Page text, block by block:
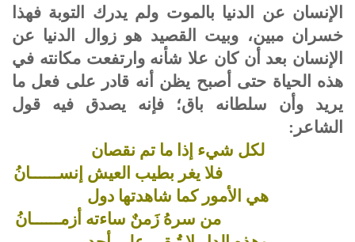
الإنسان عن الدنيا بالموت ولم يدرك التوبة فهذا
خسران مبين، وبيت القصيد هو زوال الدنيا عن
الإنسان بعد أن كان علا شأنه وارتفعت مكانته في
هذه الحياة حتى أصبح يظن أنه قادر على فعل ما
يريد وأن سلطانه باق؛ فإنه يصدق فيه قول
الشاعر:
لكل شيء إذا ما تم نقصان
فلا يغر بطيب العيش إنســــــانُ
هي الأمور كما شاهدتها دول
من سرهُ زَمنٌ ساءته أزمــــــانُ